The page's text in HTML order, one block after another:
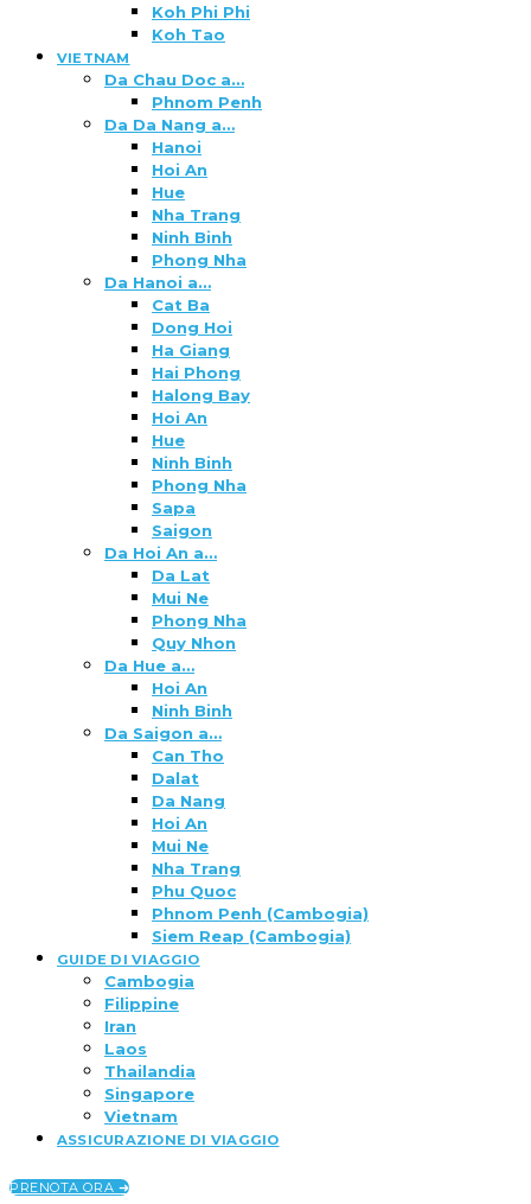
Koh Phi Phi
Koh Tao
VIETNAM
Da Chau Doc a…
Phnom Penh
Da Da Nang a…
Hanoi
Hoi An
Hue
Nha Trang
Ninh Binh
Phong Nha
Da Hanoi a…
Cat Ba
Dong Hoi
Ha Giang
Hai Phong
Halong Bay
Hoi An
Hue
Ninh Binh
Phong Nha
Sapa
Saigon
Da Hoi An a…
Da Lat
Mui Ne
Phong Nha
Quy Nhon
Da Hue a…
Hoi An
Ninh Binh
Da Saigon a…
Can Tho
Dalat
Da Nang
Hoi An
Mui Ne
Nha Trang
Phu Quoc
Phnom Penh (Cambogia)
Siem Reap (Cambogia)
GUIDE DI VIAGGIO
Cambogia
Filippine
Iran
Laos
Thailandia
Singapore
Vietnam
ASSICURAZIONE DI VIAGGIO
PRENOTA ORA ➜